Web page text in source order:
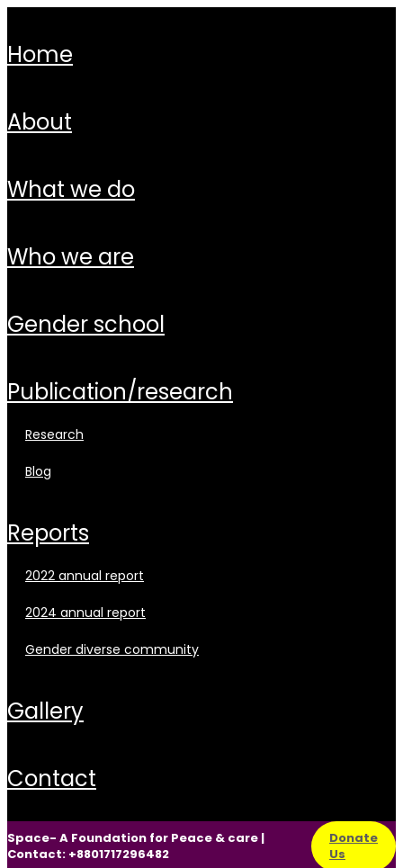
home
about
what we do
who we are
gender school
publication/research
research
blog
reports
2022 annual report
2024 annual report
gender diverse community
gallery
contact
Space- A Foundation for Peace & care |
Contact: +8801717296482
Donate
Us